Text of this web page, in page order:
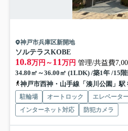
神戸市兵庫区新開地
ソルテラスKOBE
10.8万円～ 11万円 管理/共益費
34.80㎡～36.00㎡ (1LDK) /築1年 /15
神戸市西神・山手線「湊川公園」駅
駐輪場 オートロック エレベータ
インターネット対応
防犯カメラ